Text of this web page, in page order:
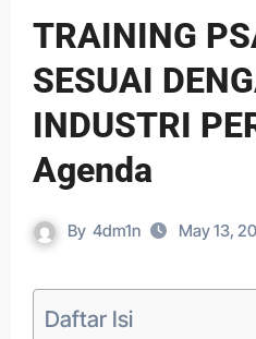
TRAINING
SESUAI
INDUSTRI
Agenda
By 4dm1n May 13,
Daftar Isi